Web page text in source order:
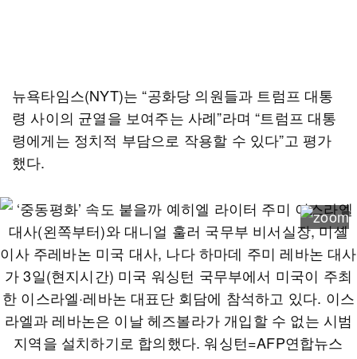
뉴욕타임스(NYT)는 “공화당 의원들과 트럼프 대통
령 사이의 균열을 보여주는 사례”라며 “트럼프 대통
령에게는 정치적 부담으로 작용할 수 있다”고 평가
했다.